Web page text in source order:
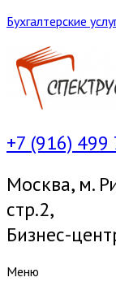
Бухгалтерские
+7 (916) 499
Москва, м.
стр.2,
Бизнес-
Меню